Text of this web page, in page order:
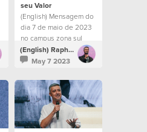
seu Valor
(English) Mensagem do
dia 7 de maio de 2023
no campus zona sul
(English) Raphael Galante
May 7 2023